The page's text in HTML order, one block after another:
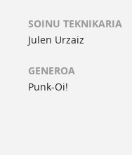
SOINU TEKNIKARIA
Julen Urzaiz
GENEROA
Punk-Oi!